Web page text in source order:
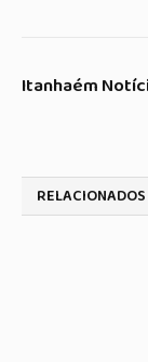
Itanhaém
RELACIONADOS